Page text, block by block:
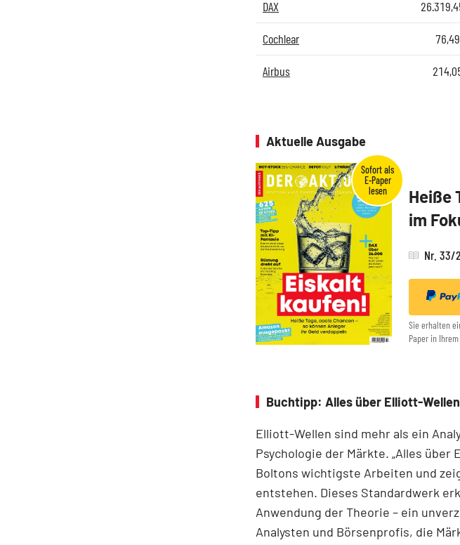
DAX
Cochlear 76,49
Airbus
Aktuelle Ausgabe
Heiße
im
Nr. 33/
Sie erhalten
Paper in Ihrem
Buchtipp: Alles über Elliott-Wellen
Elliott-Wellen sind mehr als ein
Psychologie der Märkte. „Alles
Boltons wichtigste Arbeiten und
entstehen. Dieses Standardwerk
Anwendung der Theorie – ein
Analysten und Börsenprofis, die